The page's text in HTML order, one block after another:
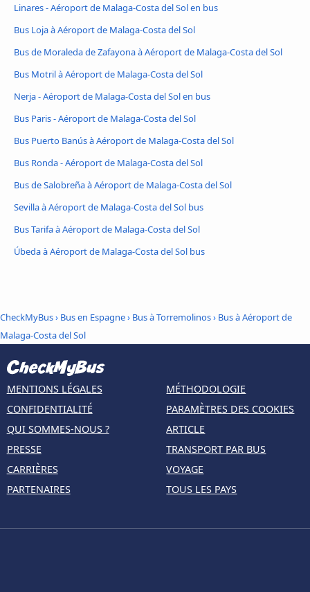
Linares - Aéroport de Malaga-Costa del Sol en bus
Bus Loja à Aéroport de Malaga-Costa del Sol
Bus de Moraleda de Zafayona à Aéroport de Malaga-Costa del Sol
Bus Motril à Aéroport de Malaga-Costa del Sol
Nerja - Aéroport de Malaga-Costa del Sol en bus
Bus Paris - Aéroport de Malaga-Costa del Sol
Bus Puerto Banús à Aéroport de Malaga-Costa del Sol
Bus Ronda - Aéroport de Malaga-Costa del Sol
Bus de Salobreña à Aéroport de Malaga-Costa del Sol
Sevilla à Aéroport de Malaga-Costa del Sol bus
Bus Tarifa à Aéroport de Malaga-Costa del Sol
Úbeda à Aéroport de Malaga-Costa del Sol bus
CheckMyBus› Bus en Espagne› Bus à Torremolinos› Bus à Aéroport de
Malaga-Costa del Sol
MENTIONS LÉGALES
CONFIDENTIALITÉ
QUI SOMMES-NOUS ?
PRESSE
CARRIÈRES
PARTENAIRES
MÉTHODOLOGIE
PARAMÈTRES DES COOKIES
ARTICLE
TRANSPORT PAR BUS
VOYAGE
TOUS LES PAYS